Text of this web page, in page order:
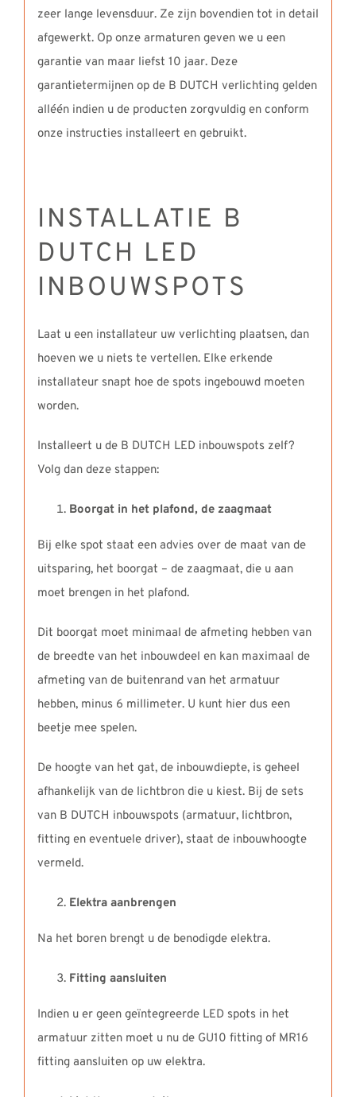
zeer lange levensduur. Ze zijn bovendien tot in detail
afgewerkt. Op onze armaturen geven we u een
garantie van maar liefst 10 jaar. Deze
garantietermijnen op de B DUTCH verlichting gelden
alléén indien u de producten zorgvuldig en conform
onze instructies installeert en gebruikt.
INSTALLATIE B
DUTCH LED
INBOUWSPOTS
Laat u een installateur uw verlichting plaatsen, dan
hoeven we u niets te vertellen. Elke erkende
installateur snapt hoe de spots ingebouwd moeten
worden.
Installeert u de B DUTCH LED inbouwspots zelf?
Volg dan deze stappen:
Boorgat in het plafond, de zaagmaat
Bij elke spot staat een advies over de maat van de
uitsparing, het boorgat – de zaagmaat, die u aan
moet brengen in het plafond.
Dit boorgat moet minimaal de afmeting hebben van
de breedte van het inbouwdeel en kan maximaal de
afmeting van de buitenrand van het armatuur
hebben, minus 6 millimeter. U kunt hier dus een
beetje mee spelen.
De hoogte van het gat, de inbouwdiepte, is geheel
afhankelijk van de lichtbron die u kiest. Bij de sets
van B DUTCH inbouwspots (armatuur, lichtbron,
fitting en eventuele driver), staat de inbouwhoogte
vermeld.
Elektra aanbrengen
Na het boren brengt u de benodigde elektra.
Fitting aansluiten
Indien u er geen geïntegreerde LED spots in het
armatuur zitten moet u nu de GU10 fitting of MR16
fitting aansluiten op uw elektra.